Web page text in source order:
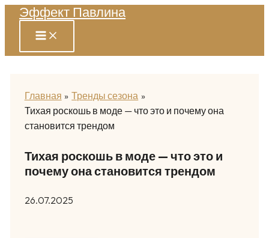
Перейти
содержимому
Эффект Павлина
Главная
Тренды сезона
Тихая роскошь в моде — что это и почему она
становится трендом
Тихая роскошь в моде — что это и
почему она становится трендом
26.07.2025